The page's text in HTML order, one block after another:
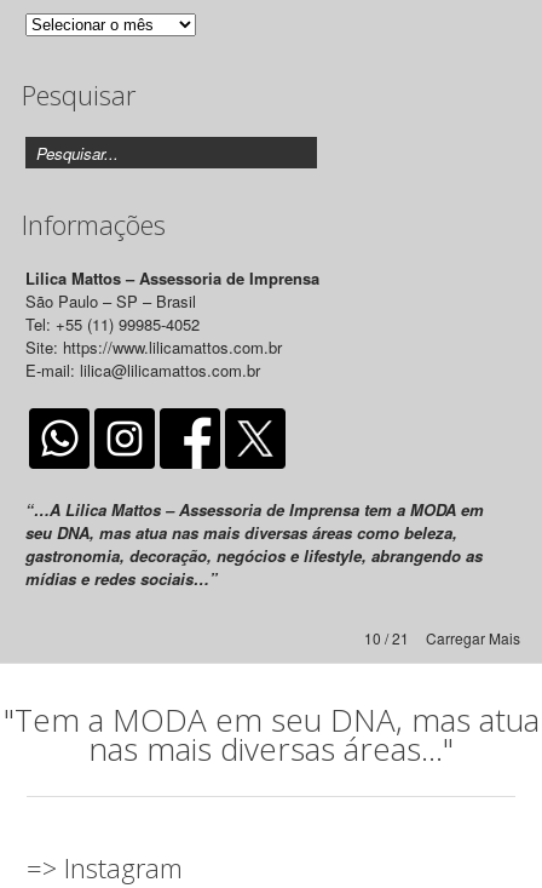
Arquivo
Releases
Pesquisar
Informações
Lilica Mattos – Assessoria de Imprensa
São Paulo – SP – Brasil
Tel: +55 (11) 99985-4052
Site: https://www.lilicamattos.com.br
E-mail: lilica@lilicamattos.com.br
“…A Lilica Mattos – Assessoria de Imprensa tem a MODA em
seu DNA, mas atua nas mais diversas áreas como beleza,
gastronomia, decoração, negócios e lifestyle, abrangendo as
mídias e redes sociais…”
Carregar Mais
10 / 21
"Tem a MODA em seu DNA, mas atua
nas mais diversas áreas..."
=> Instagram